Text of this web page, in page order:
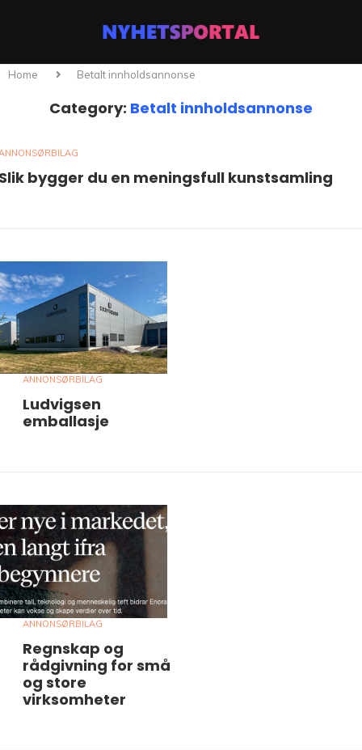
Home Betalt innholdsannonse
Category: Betalt innholdsannonse
bygger du en meningsfull kunstsamling
ANNONSØRBILAG
Ludvigsen
emballasje
ANNONSØRBILAG
Regnskap og
rådgivning for små
og store
virksomheter